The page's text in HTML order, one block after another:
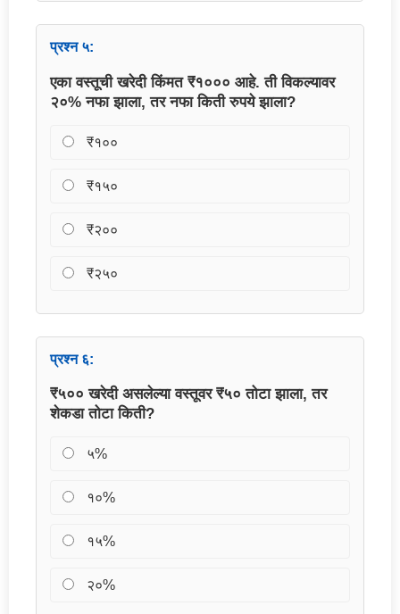
प्रश्न ५:
एका वस्तूची खरेदी किंमत ₹१००० आहे. ती विकल्यावर
२०% नफा झाला, तर नफा किती रुपये झाला?
₹१००
₹१५०
₹२००
₹२५०
प्रश्न ६:
₹५०० खरेदी असलेल्या वस्तूवर ₹५० तोटा झाला, तर
शेकडा तोटा किती?
५%
१०%
१५%
२०%